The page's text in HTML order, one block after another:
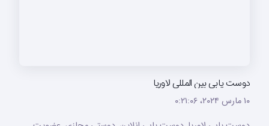
دوست یابی بین المللی لاوریا
۱۰ مارس ۲۰۲۴،‏ ۰:۲۱:۰۶